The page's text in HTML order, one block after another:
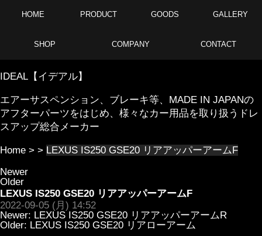
HOME PRODUCT GOODS GALLERY
SHOP COMPANY CONTACT
IDEAL【イデアル】
エアーサスペンション、ブレーキ等、MADE IN JAPANの
アフターパーツをはじめ、様々なカー用品を取り扱うドレ
スアップ総合メーカー
Home > > LEXUS IS250 GSE20 リアアッパーアームF
Newer
Older
LEXUS IS250 GSE20 リアアッパーアームF
2022-09-05 (月) 14:52
Newer: LEXUS IS250 GSE20 リアアッパーアームR
Older: LEXUS IS250 GSE20 リアローアーム